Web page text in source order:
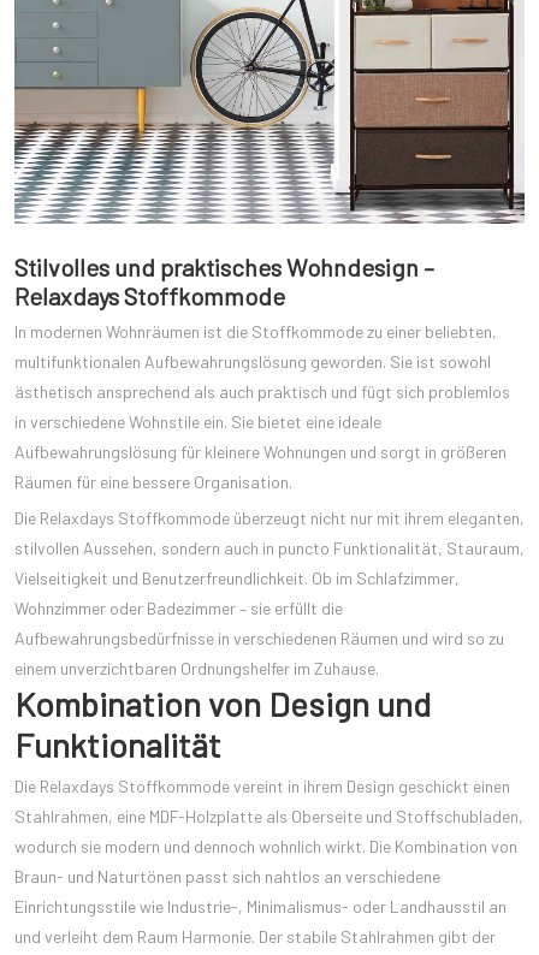
Stilvolles und praktisches Wohndesign –
Relaxdays Stoffkommode
In modernen Wohnräumen ist die Stoffkommode zu einer beliebten,
multifunktionalen Aufbewahrungslösung geworden. Sie ist sowohl
ästhetisch ansprechend als auch praktisch und fügt sich problemlos
in verschiedene Wohnstile ein. Sie bietet eine ideale
Aufbewahrungslösung für kleinere Wohnungen und sorgt in größeren
Räumen für eine bessere Organisation.
Die Relaxdays Stoffkommode überzeugt nicht nur mit ihrem eleganten,
stilvollen Aussehen, sondern auch in puncto Funktionalität, Stauraum,
Vielseitigkeit und Benutzerfreundlichkeit. Ob im Schlafzimmer,
Wohnzimmer oder Badezimmer – sie erfüllt die
Aufbewahrungsbedürfnisse in verschiedenen Räumen und wird so zu
einem unverzichtbaren Ordnungshelfer im Zuhause.
Kombination von Design und
Funktionalität
Die Relaxdays Stoffkommode vereint in ihrem Design geschickt einen
Stahlrahmen, eine MDF-Holzplatte als Oberseite und Stoffschubladen,
wodurch sie modern und dennoch wohnlich wirkt. Die Kombination von
Braun- und Naturtönen passt sich nahtlos an verschiedene
Einrichtungsstile wie Industrie-, Minimalismus- oder Landhausstil an
und verleiht dem Raum Harmonie. Der stabile Stahlrahmen gibt der